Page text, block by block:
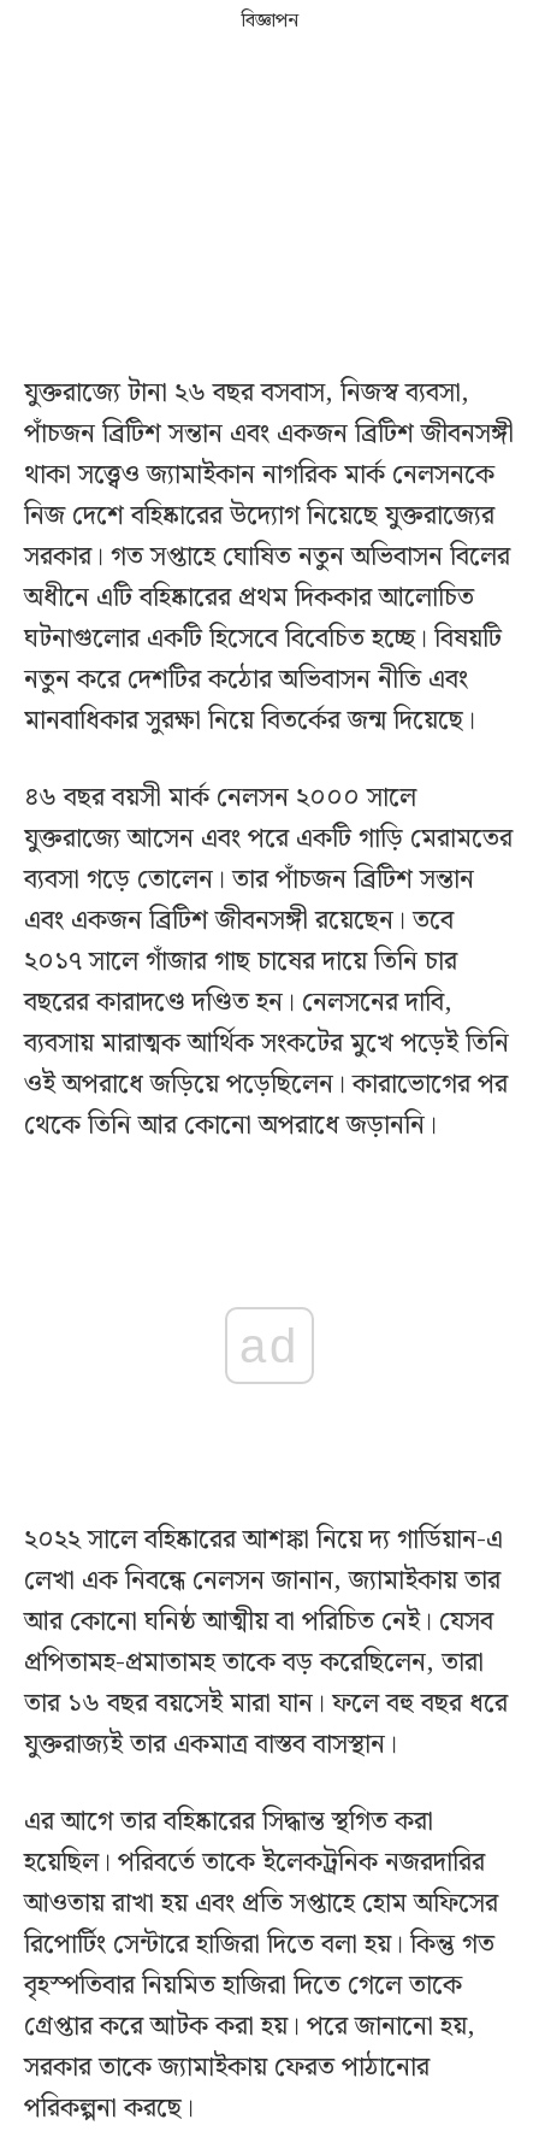
বিজ্ঞাপন
যুক্তরাজ্যে টানা ২৬ বছর বসবাস, নিজস্ব ব্যবসা,
পাঁচজন ব্রিটিশ সন্তান এবং একজন ব্রিটিশ জীবনসঙ্গী
থাকা সত্ত্বেও জ্যামাইকান নাগরিক মার্ক নেলসনকে
নিজ দেশে বহিষ্কারের উদ্যোগ নিয়েছে যুক্তরাজ্যের
সরকার। গত সপ্তাহে ঘোষিত নতুন অভিবাসন বিলের
অধীনে এটি বহিষ্কারের প্রথম দিককার আলোচিত
ঘটনাগুলোর একটি হিসেবে বিবেচিত হচ্ছে। বিষয়টি
নতুন করে দেশটির কঠোর অভিবাসন নীতি এবং
মানবাধিকার সুরক্ষা নিয়ে বিতর্কের জন্ম দিয়েছে।
৪৬ বছর বয়সী মার্ক নেলসন ২০০০ সালে
যুক্তরাজ্যে আসেন এবং পরে একটি গাড়ি মেরামতের
ব্যবসা গড়ে তোলেন। তার পাঁচজন ব্রিটিশ সন্তান
এবং একজন ব্রিটিশ জীবনসঙ্গী রয়েছেন। তবে
২০১৭ সালে গাঁজার গাছ চাষের দায়ে তিনি চার
বছরের কারাদণ্ডে দণ্ডিত হন। নেলসনের দাবি,
ব্যবসায় মারাত্মক আর্থিক সংকটের মুখে পড়েই তিনি
ওই অপরাধে জড়িয়ে পড়েছিলেন। কারাভোগের পর
থেকে তিনি আর কোনো অপরাধে জড়াননি।
ad
২০২২ সালে বহিষ্কারের আশঙ্কা নিয়ে দ্য গার্ডিয়ান-এ
লেখা এক নিবন্ধে নেলসন জানান, জ্যামাইকায় তার
আর কোনো ঘনিষ্ঠ আত্মীয় বা পরিচিত নেই। যেসব
প্রপিতামহ-প্রমাতামহ তাকে বড় করেছিলেন, তারা
তার ১৬ বছর বয়সেই মারা যান। ফলে বহু বছর ধরে
যুক্তরাজ্যই তার একমাত্র বাস্তব বাসস্থান।
এর আগে তার বহিষ্কারের সিদ্ধান্ত স্থগিত করা
হয়েছিল। পরিবর্তে তাকে ইলেকট্রনিক নজরদারির
আওতায় রাখা হয় এবং প্রতি সপ্তাহে হোম অফিসের
রিপোর্টিং সেন্টারে হাজিরা দিতে বলা হয়। কিন্তু গত
বৃহস্পতিবার নিয়মিত হাজিরা দিতে গেলে তাকে
গ্রেপ্তার করে আটক করা হয়। পরে জানানো হয়,
সরকার তাকে জ্যামাইকায় ফেরত পাঠানোর
পরিকল্পনা করছে।